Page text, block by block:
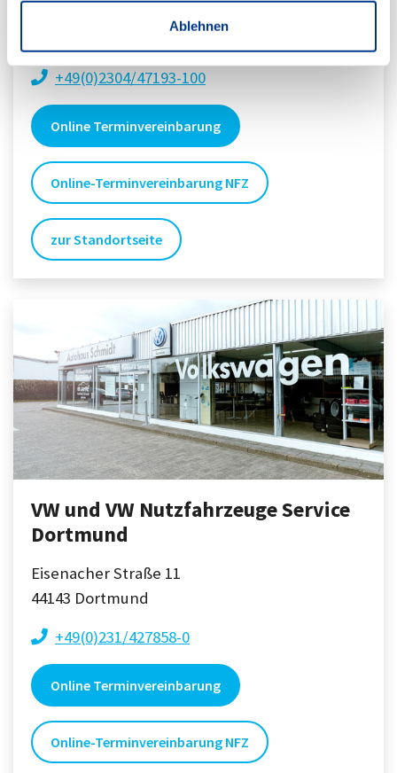
Ablehnen
+49(0)2304/47193-100
Online Terminvereinbarung
Online-Terminvereinbarung NFZ
zur Standortseite
VW und VW Nutzfahrzeuge Service
Dortmund
Eisenacher Straße 11
44143 Dortmund
+49(0)231/427858-0
Online Terminvereinbarung
Online-Terminvereinbarung NFZ